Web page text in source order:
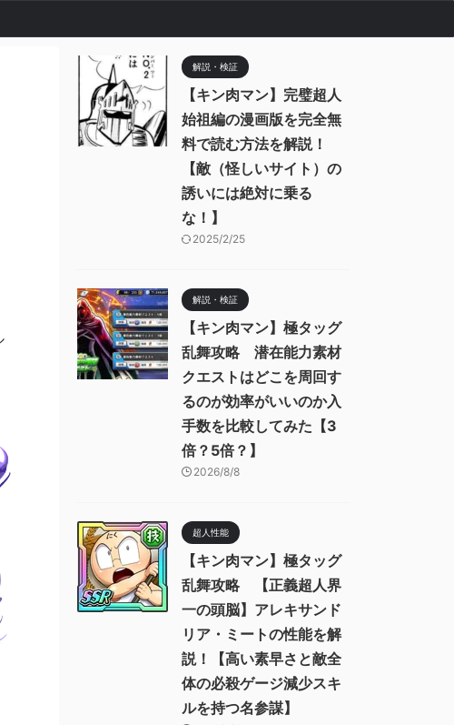
解説・検証
【キン肉マン】完璧超人
始祖編の漫画版を完全無
料で読む方法を解説！
【敵（怪しいサイト）の
誘いには絶対に乗る
な！】
2025/2/25
解説・検証
【キン肉マン】極タッグ
乱舞攻略 潜在能力素材
クエストはどこを周回す
るのが効率がいいのか入
手数を比較してみた【3
倍？5倍？】
2026/8/8
超人性能
【キン肉マン】極タッグ
乱舞攻略 【正義超人界
一の頭脳】アレキサンド
リア・ミートの性能を解
説！【高い素早さと敵全
体の必殺ゲージ減少スキ
ルを持つ名参謀】